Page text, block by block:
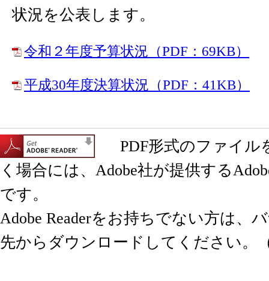
状況を公表します。
令和２年度予算状況（PDF：69KB）
平成30年度決算状況（PDF：41KB）
PDF形式のファイル
く場合には、Adobe社が提供する
です。
Adobe Readerをお持ちでない方は、
先からダウンロードしてください。